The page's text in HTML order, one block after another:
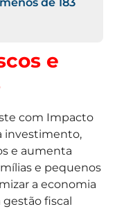
e
com Impacto
investimento,
e aumenta
e pequenos
a economia
fiscal